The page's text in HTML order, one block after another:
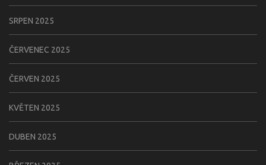
SRPEN 2025
ČERVENEC 2025
ČERVEN 2025
KVĚTEN 2025
DUBEN 2025